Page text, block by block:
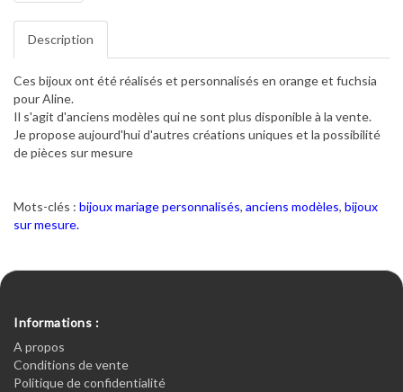
Description
Ces bijoux ont été réalisés et personnalisés en orange et fuchsia
pour Aline.
Il s'agit d'anciens modèles qui ne sont plus disponible à la vente.
Je propose aujourd'hui d'autres créations uniques et la possibilité
de pièces sur mesure
Mots-clés : bijoux mariage personnalisés, anciens modèles, bijoux
sur mesure.
Informations :
A propos
Conditions de vente
Politique de confidentialité